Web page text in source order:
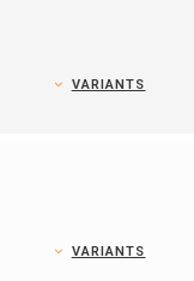
VARIANTS
VARIANTS